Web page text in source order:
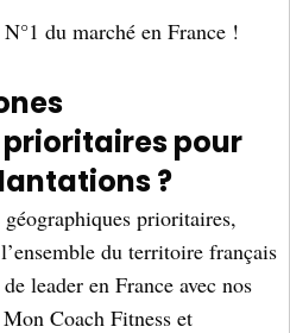
du marché en France !
pour
?
géographiques prioritaires,
du territoire français
leader en France avec nos
Coach Fitness et